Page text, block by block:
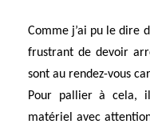
Comme j’ai pu le dire
frustrant de devoir
sont au rendez-vous
Pour pallier à cela,
matériel avec